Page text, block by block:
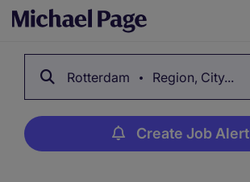
Rotterdam Region, City...
Create Job Alert